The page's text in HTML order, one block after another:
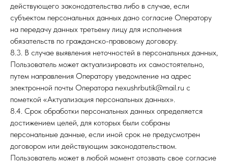
действующего законодательства либо в случае, если
субъектом персональных данных дано согласие Оператору
на передачу данных третьему лицу для исполнения
обязательств по гражданско-правовому договору.
8.3. В случае выявления неточностей в персональных данных,
Пользователь может актуализировать их самостоятельно,
путем направления Оператору уведомление на адрес
электронной почты Оператора nexushrbutik@mail.ru с
пометкой «Актуализация персональных данных».
8.4. Срок обработки персональных данных определяется
достижением целей, для которых были собраны
персональные данные, если иной срок не предусмотрен
договором или действующим законодательством.
Пользователь может в любой момент отозвать свое согласие